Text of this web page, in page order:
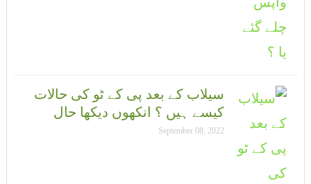
سیلاب کے بعد پی کے ٹو کی حالات
کیسے ہیں ؟ انکھوں دیکھا حال
September 08, 2022